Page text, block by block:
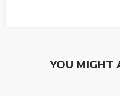
YOU MIGHT